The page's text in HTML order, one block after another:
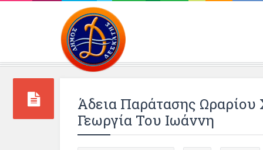
Άδεια Παράτασης
Γεωργία Του Ιωάννη